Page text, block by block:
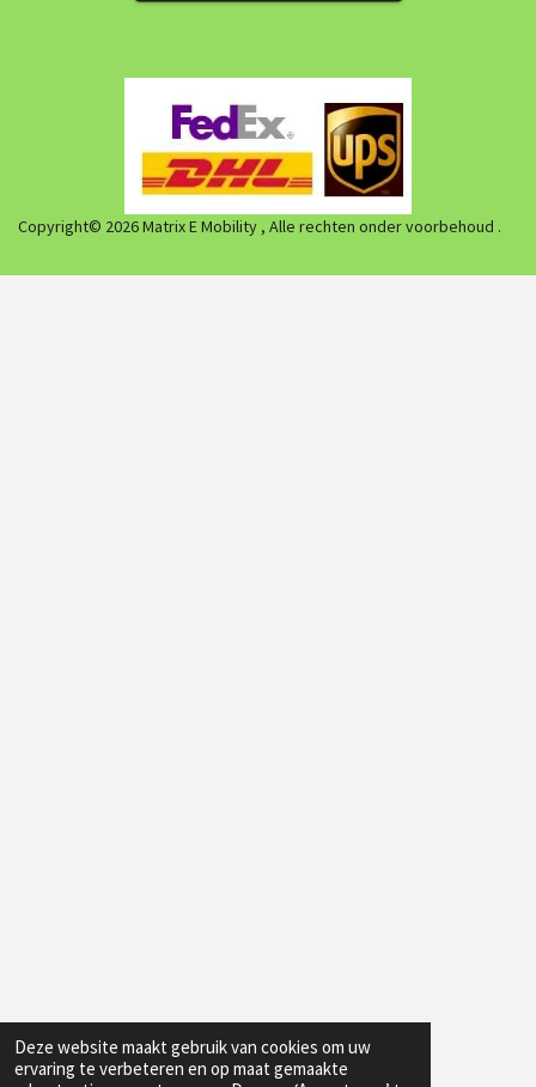
Deze website maakt gebruik van cookies om uw
ervaring te verbeteren en op maat gemaakte
Copyright© 2026 Matrix E Mobility , Alle rechten onder voorbehoud .